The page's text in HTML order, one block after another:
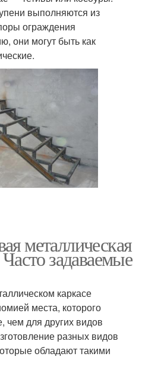
выполняются из
ограждения
они могут быть как
металлическая
задаваемые
каркасе
места, которого
чем для других видов
разных видов
обладают такими